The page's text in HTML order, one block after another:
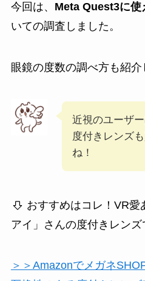
今回は、 Meta Quest3に使
いての調査しました。
眼鏡の度数の調べ方も紹介
近視のユーザ
度付きレンズ
ね！
おすすめはコレ！VR愛
アイ」さんの度付きレンズ
＞＞Amazonでメガネ